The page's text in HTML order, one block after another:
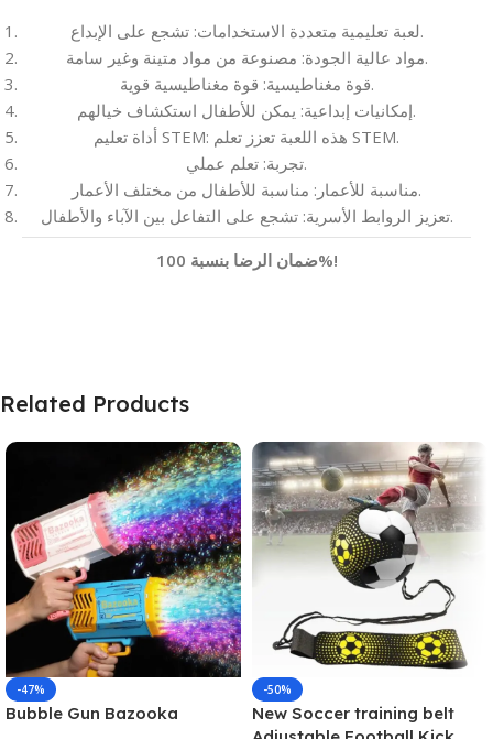
لعبة تعليمية متعددة الاستخدامات: تشجع على الإبداع.
مواد عالية الجودة: مصنوعة من مواد متينة وغير سامة.
قوة مغناطيسية: قوة مغناطيسية قوية.
إمكانيات إبداعية: يمكن للأطفال استكشاف خيالهم.
أداة تعليم STEM: هذه اللعبة تعزز تعلم STEM.
تجربة: تعلم عملي.
مناسبة للأعمار: مناسبة للأطفال من مختلف الأعمار.
تعزيز الروابط الأسرية: تشجع على التفاعل بين الآباء والأطفال.
ضمان الرضا بنسبة 100%!
Related Products
-47%
Bubble Gun Bazooka
-50%
New Soccer training belt